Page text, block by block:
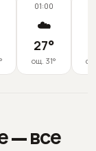
°
01:00
☁️
27°
ощ. 31°
— все